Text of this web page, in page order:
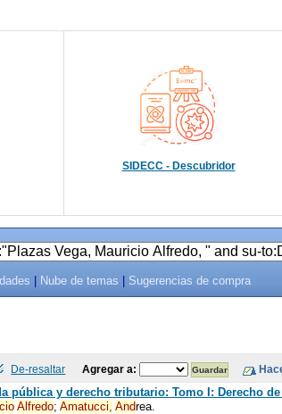
SIDECC - Descubridor
Nube de temas Sugerencias de compra
De-resaltar Agregar a:
pública y derecho tributario: Tomo I: Derecho
Alfredo; Amatucci, Andrea.